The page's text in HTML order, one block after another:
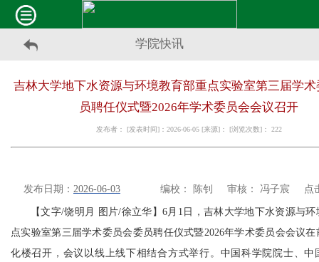
学院快讯
吉林大学地下水资源与环境教育部重点实验室第三届学
员聘任仪式暨2026年学术委员会会议召开
发布者： [发表时间]：2026-06-05 [来源]： [浏览次数]： 222
发布日期： 2026-06-03 编校： 陈钊 审核： 冯子宸 点击
【文字/饶明月 图片/徐立华】6月1日，吉林大学地下水资源与环
点实验室第三届学术委员会委员聘任仪式暨2026年学术委员会会议在
化楼召开，会议以线上线下相结合方式举行。中国科学院院士、中